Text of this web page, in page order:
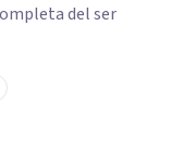
del ser